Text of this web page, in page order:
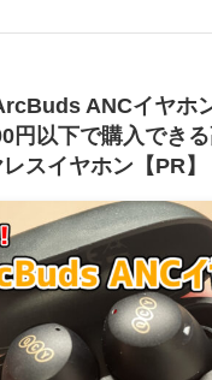
ANCイヤホ
円以下で購入でき
スイヤホン【PR】